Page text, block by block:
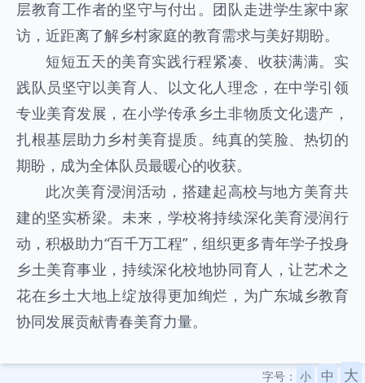
层教育工作者的坚守与付出。团队走进学生家中家
访，近距离了解乡村家庭的教育需求与美好期盼。
短短五天的美育实践行程紧凑、收获满满。实
践队员坚守以美育人、以文化人理念，在中学引领
专业美育发展，在小学传承乡土非物质文化遗产，
扎根基层助力乡村美育提质。纯真的笑脸、热切的
期盼，成为全体队员最暖心的收获。
此次美育浸润活动，搭建起高校与地方美育共
建的坚实桥梁。未来，学校将持续深化美育浸润行
动，积极助力“百千万工程”，组织更多青年学子投身
乡土美育事业，持续深化校地协同育人，让艺术之
花在乡土大地上绽放得更加绚烂，为广东城乡教育
协同发展贡献青春美育力量。
字号： 小 中 大